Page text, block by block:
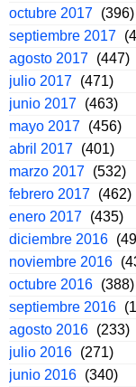
octubre 2017 (396)
septiembre 2017
agosto 2017 (447)
julio 2017 (471)
junio 2017 (463)
mayo 2017 (456)
abril 2017 (401)
marzo 2017 (532)
febrero 2017 (462)
enero 2017 (435)
diciembre 2016
noviembre 2016
octubre 2016 (388)
septiembre 2016
agosto 2016 (233)
julio 2016 (271)
junio 2016 (340)